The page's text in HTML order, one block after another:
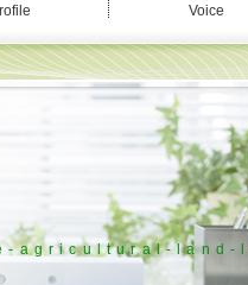
Voice
agricultural-land-